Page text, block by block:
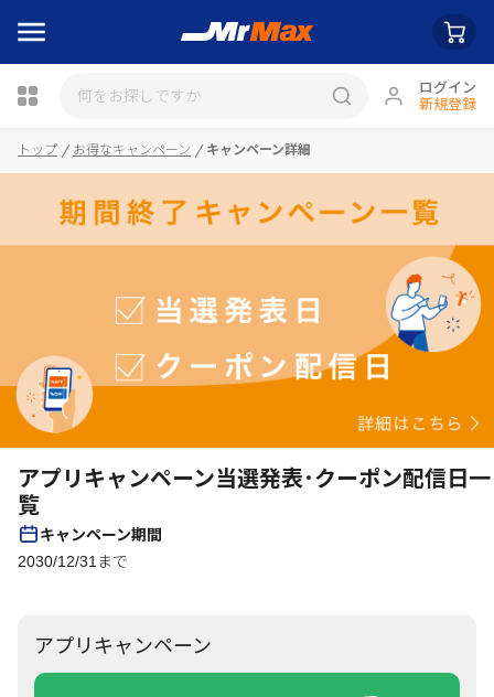
ログイン
新規登録
瓶詰
トップ お得なキャンペーン キャンペーン詳細
アプリキャンペーン当選発表･クーポン配信日一
覧
キャンペーン期間
2030/12/31まで
アプリキャンペーン